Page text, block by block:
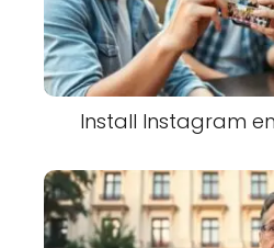
Install Instagram